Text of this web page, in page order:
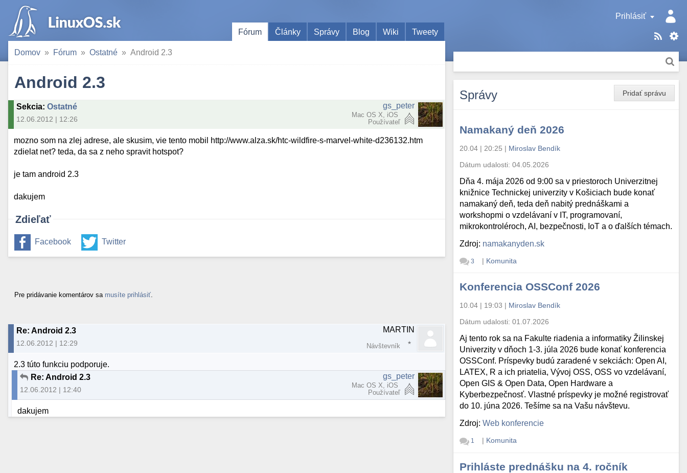
Prihlásiť
Fórum
Články Správy Blog Wiki Tweety
Domov Fórum Ostatné Android 2.3
Android 2.3
Sekcia: Ostatné
12.06.2012 | 12:26
gs_peter
Mac OS X, iOS
Používateľ
mozno som na zlej adrese, ale skusim, vie tento mobil http://www.alza.sk/htc-wildfire-s-marvel-white-d236132.htm
zdielat net? teda, da sa z neho spravit hotspot?
je tam android 2.3
dakujem
Zdieľať
Facebook Twitter
Pre pridávanie komentárov sa musíte prihlásiť
Re: Android 2.3
12.06.2012 | 12:29
MARTIN
Návštevník
2.3 túto funkciu podporuje.
Re: Android 2.3
12.06.2012 | 12:40
gs_peter
Mac OS X, iOS
Používateľ
dakujem
Pridať správu
Správy
Namakaný deň 2026
20.04 | 20:25 | Miroslav Bendík
Dátum udalosti:04.05.2026
Dňa 4. mája 2026 od 9:00 sa v priestoroch Univerzitnej
knižnice Technickej univerzity v Košiciach bude konať
namakaný deň, teda deň nabitý prednáškami a
workshopmi o vzdelávaní v IT, programovaní,
mikrokontroléroch, AI, bezpečnosti, IoT a o ďalších témach.
Zdroj: namakanyden.sk
3 | Komunita
Konferencia OSSConf 2026
10.04 | 19:03 | Miroslav Bendík
Dátum udalosti:01.07.2026
Aj tento rok sa na Fakulte riadenia a informatiky Žilinskej
Univerzity v dňoch 1-3. júla 2026 bude konať konferencia
OSSConf. Príspevky budú zaradené v sekciách: Open AI,
LATEX, R a ich priatelia, Vývoj OSS, OSS vo vzdelávaní,
Open GIS & Open Data, Open Hardware a
Kyberbezpečnosť. Vlastné príspevky je možné registrovať
do 10. júna 2026. Tešíme sa na Vašu návštevu.
Zdroj:Web konferencie
1 | Komunita
Prihláste prednášku na 4. ročník